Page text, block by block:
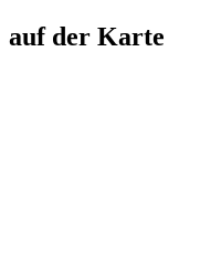
auf der Karte